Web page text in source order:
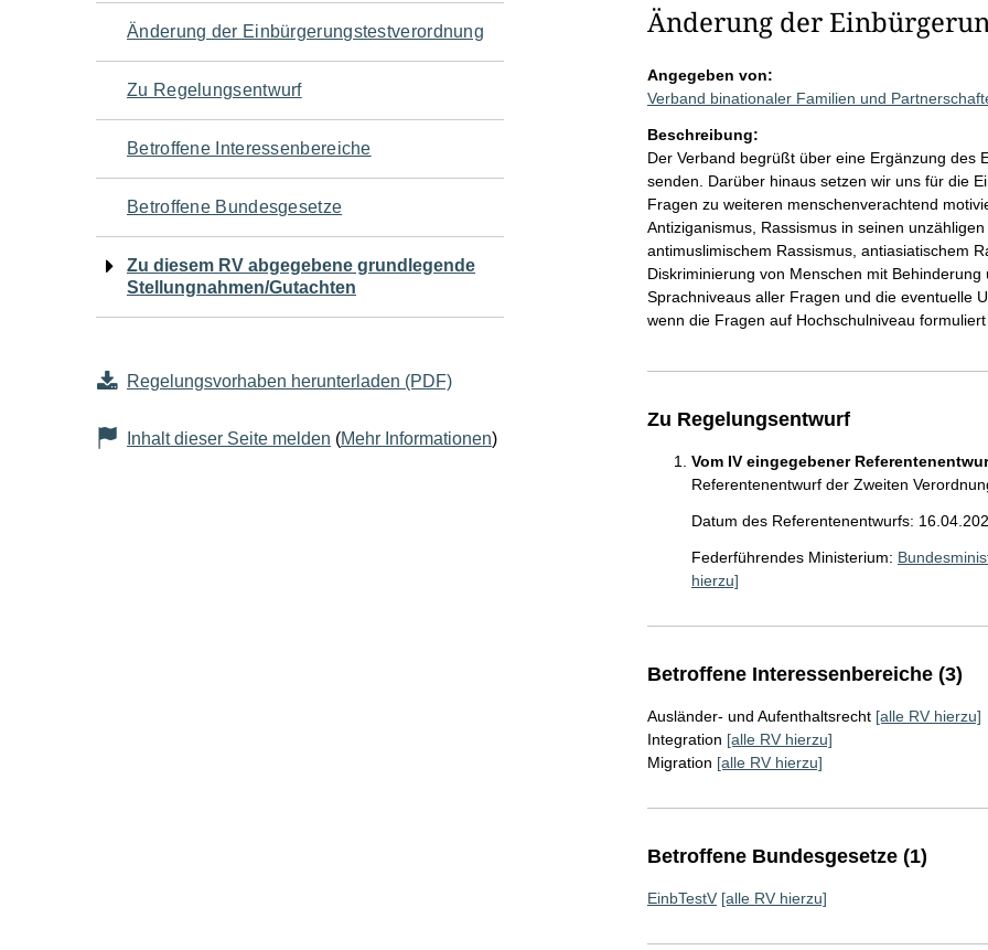
Navigation
für
den
Seiteninhalt
Änderung der Einbürgerungstestverordnung
Zu Regelungsentwurf
Betroffene Interessenbereiche
Betroffene Bundesgesetze
Zu diesem RV abgegebene grundlegende
Stellungnahmen/Gutachten
Regelungsvorhaben herunterladen (PDF)
Inhalt dieser Seite melden (Mehr Informationen)
Änderung der
Angegeben von:
Verband binationaler Familien und
Beschreibung:
Der Verband begrüßt über eine Ergänzung des
senden. Darüber hinaus setzen wir uns für die
Fragen zu weiteren menschenverachtend
Antiziganismus, Rassismus in seinen
antimuslimischem Rassismus, antiasiatischem
Diskriminierung von Menschen mit
Sprachniveaus aller Fragen und die eventuelle
wenn die Fragen auf Hochschulniveau
Zu Regelungsentwurf
Vom IV eingegebener
Referentenentwurf der Zweiten
Datum des Referentenentwurfs:
Federführendes Ministerium:
hierzu]
Betroffene Interessenbereiche (3)
Ausländer- und Aufenthaltsrecht [alle RV hierzu]
Integration [alle RV hierzu]
Migration [alle RV hierzu]
Betroffene Bundesgesetze (1)
EinbTestV [alle RV hierzu]